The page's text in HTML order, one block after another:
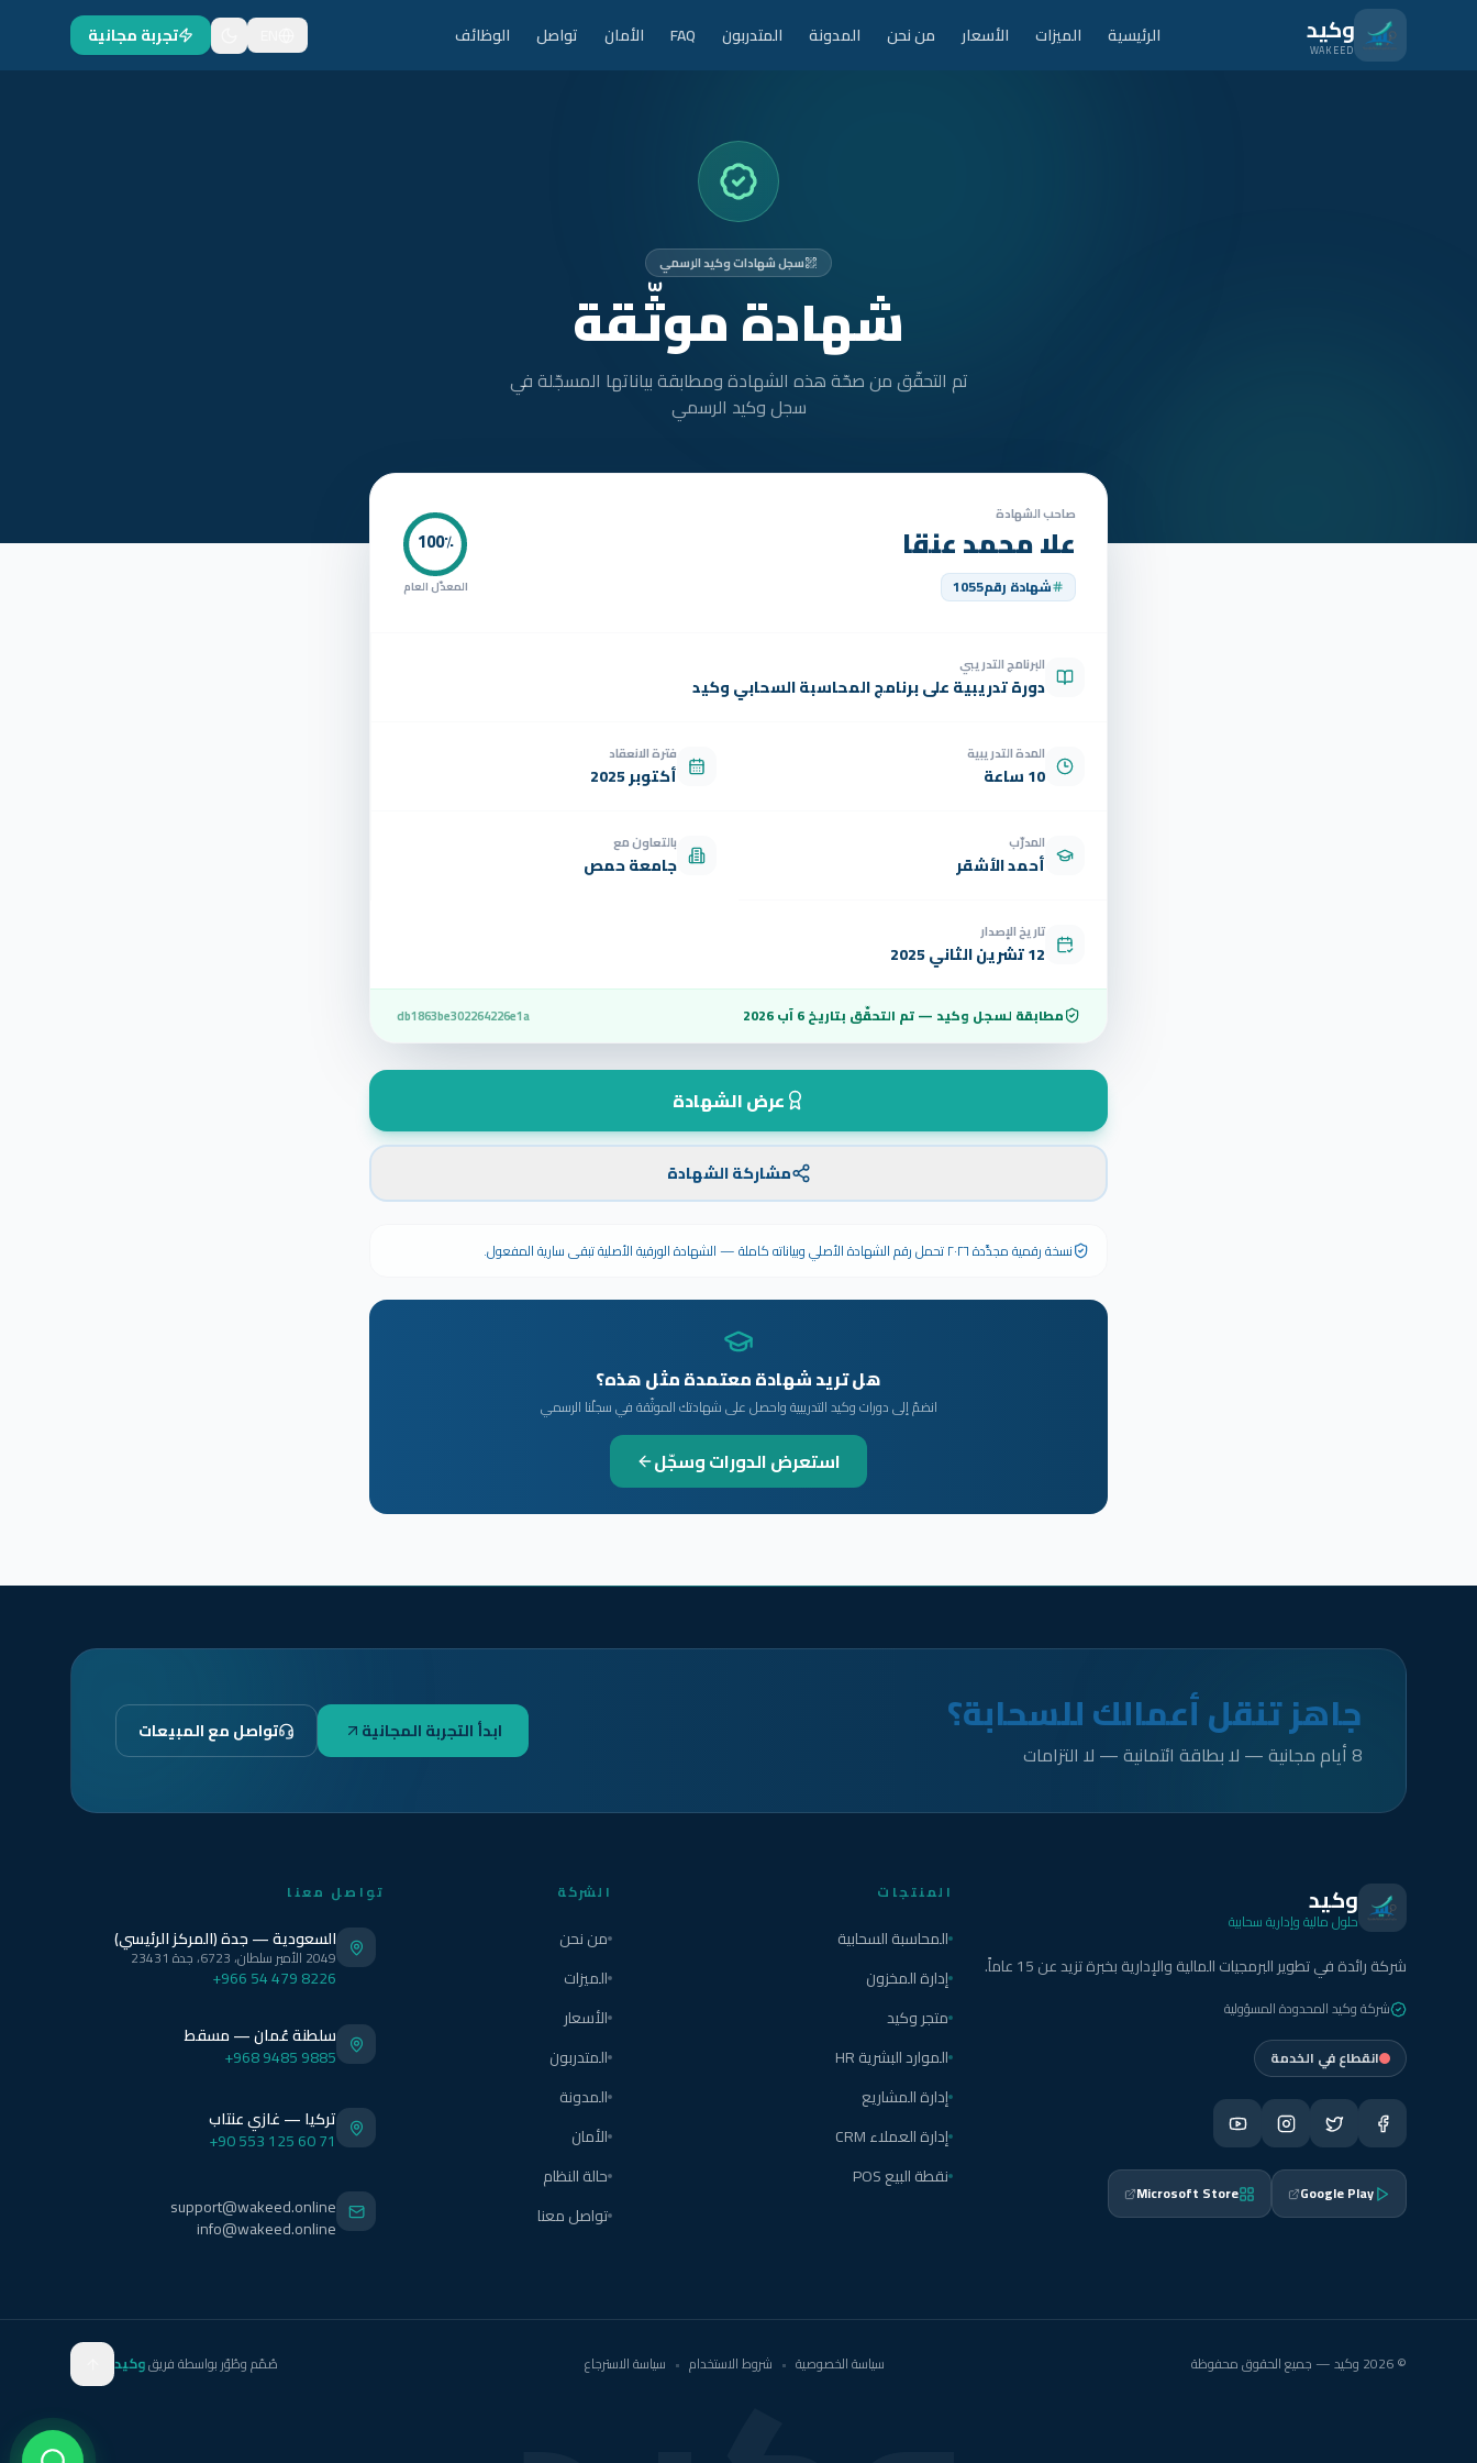
انتقل للمحتوى الرئيسيوكيد
WAKEED الرئيسية الميزات الأسعار من نحن المدونة المتدربون FAQ الأمان تواصل الوظائف تجربة مجانية
سجل شهادات وكيد الرسمي
شهادة موثّقة
تم التحقّق من صحّة هذه الشهادة ومطابقة بياناتها المسجّلة في
سجل وكيد الرسمي
صاحب الشهادة
علا محمد عنقا
شهادة رقم1055
100٪
المعدّل العام
البرنامج التدريبي
دورة تدريبية على برنامج المحاسبة السحابي وكيد
المدة التدريبية
10 ساعة
فترة الانعقاد
أكتوبر 2025
المدرّب
أحمد الأشقر
بالتعاون مع
جامعة حمص
تاريخ الإصدار
12 تشرين الثاني 2025
مطابقة لسجل وكيد — تم التحقّق بتاريخ6 آب 2026 db1863be302264226e1a
عرض الشهادة
مشاركة الشهادة
نسخة رقمية مجدَّدة ٢٠٢٦ تحمل رقم الشهادة الأصلي وبياناته كاملة — الشهادة الورقية الأصلية تبقى سارية المفعول.
هل تريد شهادة معتمدة مثل هذه؟
انضمّ إلى دورات وكيد التدريبية واحصل على شهادتك الموثّقة في سجلّنا الرسمي
استعرض الدورات وسجّل
جاهز تنقل أعمالك للسحابة؟
8 أيام مجانية — لا بطاقة ائتمانية — لا التزامات
ابدأ التجربة المجانية تواصل مع المبيعات
وكيد
حلول مالية وإدارية سحابية
شركة رائدة في تطوير البرمجيات المالية والإدارية بخبرة تزيد عن 15 عاماً.
شركة وكيد المحدودة المسؤولية
انقطاع في الخدمة
Google Play
Microsoft Store
المنتجات
المحاسبة السحابية
إدارة المخزون
متجر وكيد
الموارد البشرية HR
إدارة المشاريع
إدارة العملاء CRM
نقطة البيع POS
الشركة
من نحن
الميزات
الأسعار
المتدربون
المدونة
الأمان
حالة النظام
تواصل معنا
تواصل معنا
السعودية — جدة (المركز الرئيسي)
2049 الأمير سلطان، 6723، جدة 23431
+966 54 479 8226
سلطنة عُمان — مسقط
+968 9485 9885
تركيا — غازي عنتاب
+90 553 125 60 71
support@wakeed.online
info@wakeed.online
© 2026 وكيد — جميع الحقوق محفوظة سياسة الخصوصية • شروط الاستخدام • سياسة الاسترجاع صُمّم وطُوّر بواسطة فريقوكيد